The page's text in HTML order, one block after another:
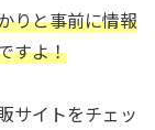
りと事前に情報
すよ！
サイトをチェッ